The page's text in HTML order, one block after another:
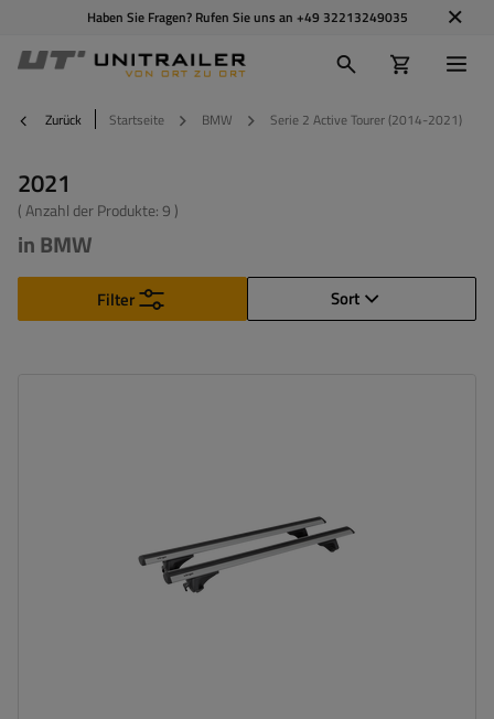
Haben Sie Fragen? Rufen Sie uns an +49 32213249035
Zurück Startseite BMW Serie 2 Active Tourer (2014-2021)
2021
( Anzahl der Produkte:9 )
in BMW
Sort
Filter